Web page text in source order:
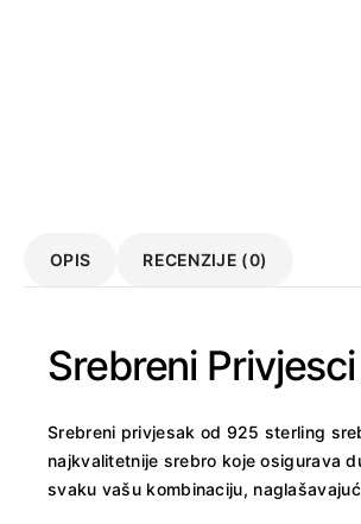
OPIS RECENZIJE (0)
Srebreni Privjesci
Srebreni privjesak od 925 sterling
najkvalitetnije srebro koje osigurava
svaku vašu kombinaciju,